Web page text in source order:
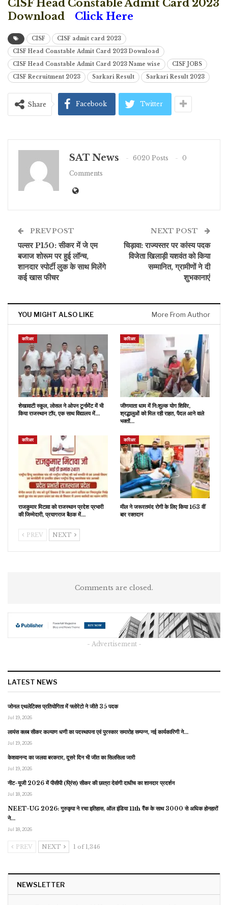
CISF Head Constable Admit Card 2023
Download
Click Here
CISF
CISF admit card 2023
CISF Head Constable Admit Card 2023 Download
CISF Head Constable Admit Card 2023 Name wise
CISF JOBS
CISF Recruitment 2023
Sarkari Result Sarkari Result 2023
Share Facebook Twitter
SAT News 6020 Posts
0
Comments
PREV POST
पल्सर P150: सीकर में जे एम
बजाज शोरूम पर हुई लॉन्च,
शानदार स्पोर्टी लुक के साथ मिलेंगे
कई खास फीचर
NEXT POST
चिड़ावा: राज्यस्तर पर कांस्य पदक
विजेता खिलाड़ी यशवंत को किया
सम्मानित, ग्रामीणों ने दी
शुभकानाएं
YOU MIGHT ALSO LIKE More From Author
करिअर
शेखावाटी स्कूल, लोसल ने ओपन टूर्नामेंट में भी
किया राजस्थान टॉप, एक साथ विद्यालय में…
करिअर
जीणमाता धाम में नि:शुल्क योग शिविर,
श्रद्धालुओं को मिल रही राहत, पैदल आने वाले
भक्तों…
करिअर
राजकुमार मिटावा को राजस्थान प्रदेश प्रभारी
की जिम्मेदारी, प्रयागराज बैठक में…
करिअर
मील ने जरूरतमंद रोगी के लिए किया 163 वीं
बार रक्तदान
PREV NEXT
Comments are closed.
- Advertisement -
LATEST NEWS
जोनल एथलेटिक्स प्रतियोगिता में फ्लोरेटो ने जीते 35 पदक
Jul 19, 2026
लायंस क्लब सीकर कल्याण धणी का पदस्थापना एवं पुरस्कार समारोह सम्पन्न, नई कार्यकारिणी ने…
Jul 19, 2026
केशवानन्द का जलवा बरकरार, दूसरे दिन भी जीत का सिलसिला जारी
Jul 19, 2026
नीट-यूजी 2026 में पीसीपी (प्रिंस) सीकर की छात्रा देवांगी दाधीच का शानदार प्रदर्शन
Jul 18, 2026
NEET-UG 2026: गुरुकृपा ने रचा इतिहास, ऑल इंडिया 11th रैंक के साथ 3000 से अधिक होनहारों
ने…
Jul 18, 2026
PREV NEXT 1 of 1,346
NEWSLETTER